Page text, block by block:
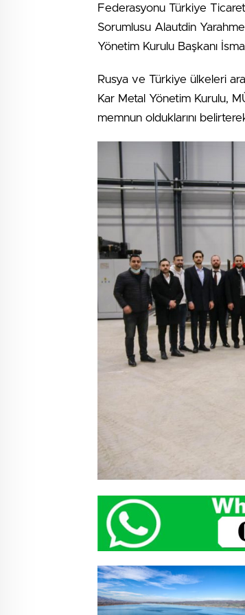
Federasyonu Türkiye
Sorumlusu Alautdin
Yönetim Kurulu Başkanı
Rusya ve Türkiye ülkeleri
Kar Metal Yönetim Kurulu,
memnun olduklarını